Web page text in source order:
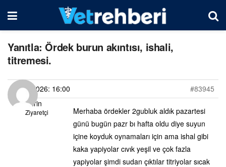
Yanıtla: Ördek burun akıntısı, ishali,
titremesi.
14/06/2026: 16:00
#83945
Ecrin
Ziyaretçi
Merhaba ördekler 2gubluk aldık pazartesi
günü bugün pazr bı hafta oldu diye suyun
içine koyduk oynamaları için ama ishal gibi
kaka yapiyolar cıvık yeşil ve çok fazla
yapiyolar şimdi sudan çıktılar titriyolar sıcak